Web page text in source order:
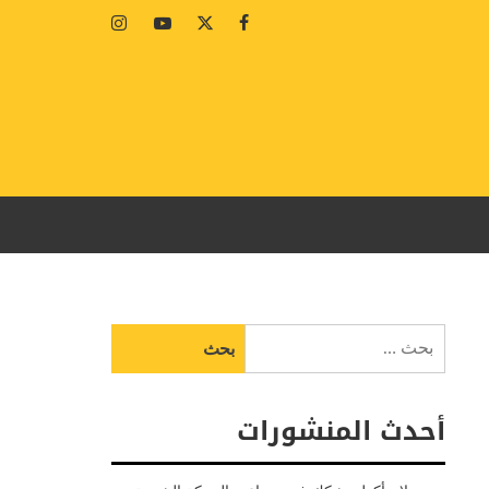
Facebook
Twitter
Youtube
Instagram
عن:
أحدث المنشورات